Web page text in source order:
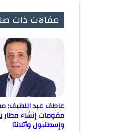
مقالات ذات
عاطف عبد اللطيف:
مقومات إنشاء مطار
وإسطنبول وأتلانتا